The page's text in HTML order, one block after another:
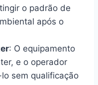
o padrão de
após o
: O equipamento
e o operador
sem qualificação